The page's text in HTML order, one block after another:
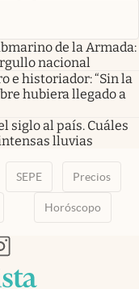
de la Armada:
nacional
e historiador: “Sin la
hubiera llegado a
siglo al país. Cuáles
lluvias
SEPE Precios
Horóscopo
pestaña
nueva pestaña
en nueva pestaña
abre en nueva pestaña